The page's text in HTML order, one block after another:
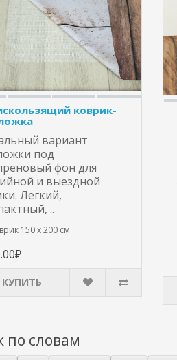
коврик-
вариант
под
фон для
и выездной
Легкий,
..
150 х 200 см
КУПИТЬ
по словам